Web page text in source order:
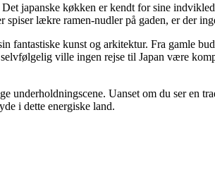
japanske køkken er kendt for sine
lækre ramen-nudler på gaden, er der
fantastiske kunst og arkitektur. Fra gamle
ville ingen rejse til Japan være
underholdningscene. Uanset om du ser en
i dette energiske land.